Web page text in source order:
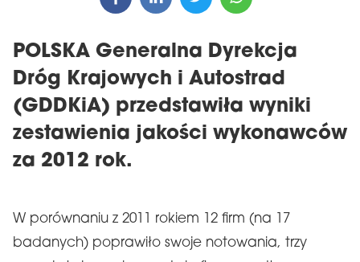
POLSKA Generalna Dyrekcja
Dróg Krajowych i Autostrad
(GDDKiA) przedstawiła wyniki
zestawienia jakości wykonawców
za 2012 rok.
W porównaniu z 2011 rokiem 12 firm (na 17
badanych) poprawiło swoje notowania, trzy